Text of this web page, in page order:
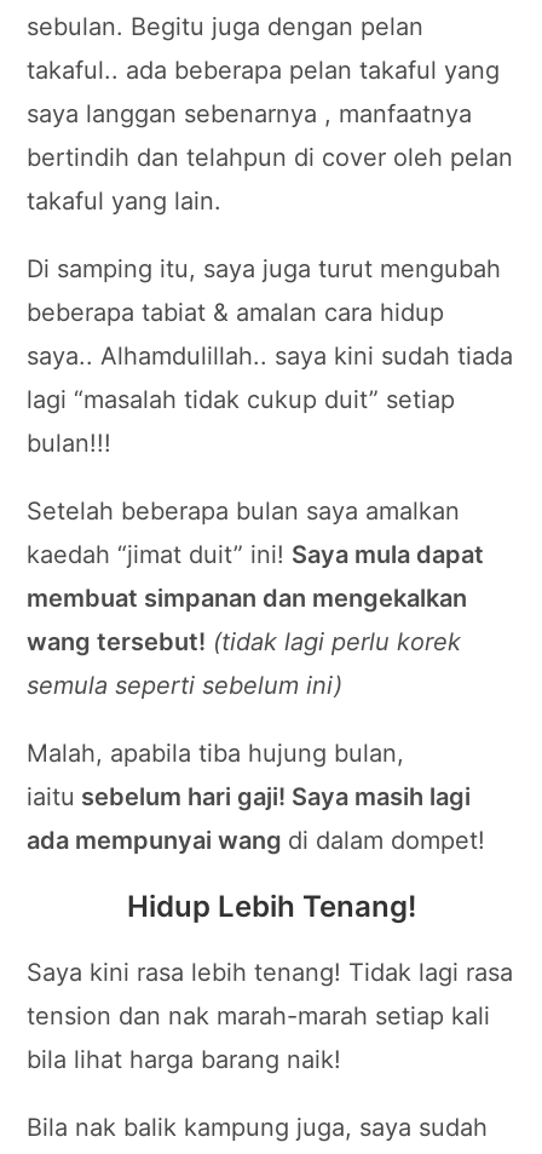
sebulan. Begitu juga dengan pelan
takaful.. ada beberapa pelan takaful yang
saya langgan sebenarnya , manfaatnya
bertindih dan telahpun di cover oleh pelan
takaful yang lain.
Di samping itu, saya juga turut mengubah
beberapa tabiat & amalan cara hidup
saya.. Alhamdulillah.. saya kini sudah tiada
lagi “masalah tidak cukup duit” setiap
bulan!!!
Setelah beberapa bulan saya amalkan
kaedah “jimat duit” ini! Saya mula dapat
membuat simpanan dan mengekalkan
wang tersebut! (tidak lagi perlu korek
semula seperti sebelum ini)
Malah, apabila tiba hujung bulan,
iaitu sebelum hari gaji! Saya masih lagi
ada mempunyai wang di dalam dompet!
Hidup Lebih Tenang!
Saya kini rasa lebih tenang! Tidak lagi rasa
tension dan nak marah-marah setiap kali
bila lihat harga barang naik!
Bila nak balik kampung juga, saya sudah